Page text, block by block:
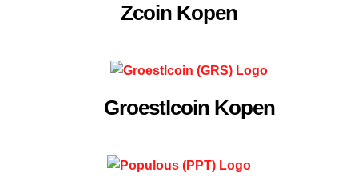
Zcoin Kopen
Groestlcoin Kopen